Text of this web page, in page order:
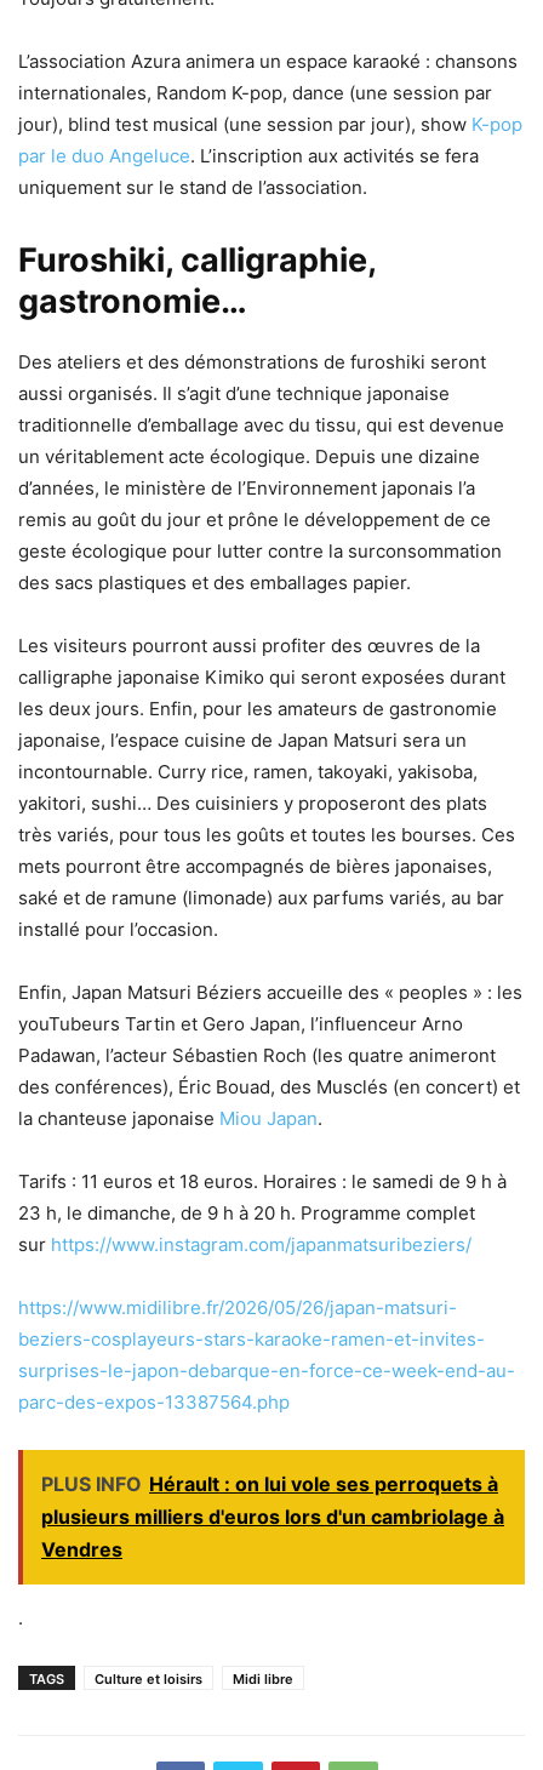
L’association Azura animera un espace karaoké : chansons
internationales, Random K-pop, dance (une session par
jour), blind test musical (une session par jour), show K-pop
par le duo Angeluce. L’inscription aux activités se fera
uniquement sur le stand de l’association.
Furoshiki, calligraphie,
gastronomie…
Des ateliers et des démonstrations de furoshiki seront
aussi organisés. Il s’agit d’une technique japonaise
traditionnelle d’emballage avec du tissu, qui est devenue
un véritablement acte écologique. Depuis une dizaine
d’années, le ministère de l’Environnement japonais l’a
remis au goût du jour et prône le développement de ce
geste écologique pour lutter contre la surconsommation
des sacs plastiques et des emballages papier.
Les visiteurs pourront aussi profiter des œuvres de la
calligraphe japonaise Kimiko qui seront exposées durant
les deux jours. Enfin, pour les amateurs de gastronomie
japonaise, l’espace cuisine de Japan Matsuri sera un
incontournable. Curry rice, ramen, takoyaki, yakisoba,
yakitori, sushi… Des cuisiniers y proposeront des plats
très variés, pour tous les goûts et toutes les bourses. Ces
mets pourront être accompagnés de bières japonaises,
saké et de ramune (limonade) aux parfums variés, au bar
installé pour l’occasion.
Enfin, Japan Matsuri Béziers accueille des « peoples » : les
youTubeurs Tartin et Gero Japan, l’influenceur Arno
Padawan, l’acteur Sébastien Roch (les quatre animeront
des conférences), Éric Bouad, des Musclés (en concert) et
la chanteuse japonaise Miou Japan.
Tarifs : 11 euros et 18 euros. Horaires : le samedi de 9 h à
23 h, le dimanche, de 9 h à 20 h. Programme complet
sur https://www.instagram.com/japanmatsuribeziers/
https://www.midilibre.fr/2026/05/26/japan-matsuri-
beziers-cosplayeurs-stars-karaoke-ramen-et-invites-
surprises-le-japon-debarque-en-force-ce-week-end-au-
parc-des-expos-13387564.php
PLUS INFO Hérault : on lui vole ses perroquets à
plusieurs milliers d'euros lors d'un cambriolage à
Vendres
.
TAGS Culture et loisirs Midi libre